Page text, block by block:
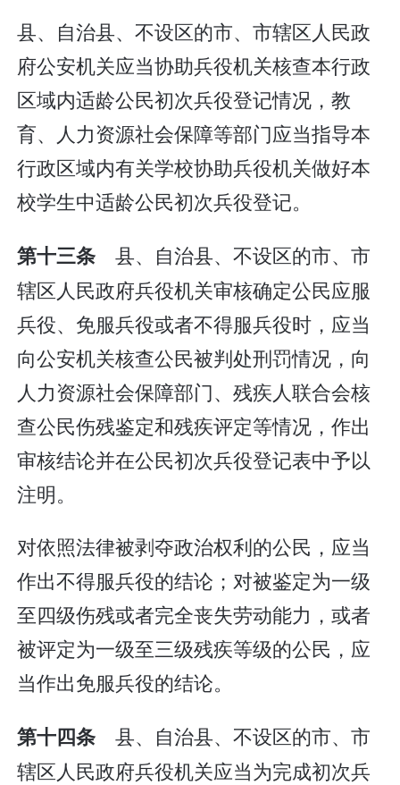
县、自治县、不设区的市、市辖区人民政
府公安机关应当协助兵役机关核查本行政
区域内适龄公民初次兵役登记情况，教
育、人力资源社会保障等部门应当指导本
行政区域内有关学校协助兵役机关做好本
校学生中适龄公民初次兵役登记。
第十三条县、自治县、不设区的市、市
辖区人民政府兵役机关审核确定公民应服
兵役、免服兵役或者不得服兵役时，应当
向公安机关核查公民被判处刑罚情况，向
人力资源社会保障部门、残疾人联合会核
查公民伤残鉴定和残疾评定等情况，作出
审核结论并在公民初次兵役登记表中予以
注明。
对依照法律被剥夺政治权利的公民，应当
作出不得服兵役的结论；对被鉴定为一级
至四级伤残或者完全丧失劳动能力，或者
被评定为一级至三级残疾等级的公民，应
当作出免服兵役的结论。
第十四条县、自治县、不设区的市、市
辖区人民政府兵役机关应当为完成初次兵